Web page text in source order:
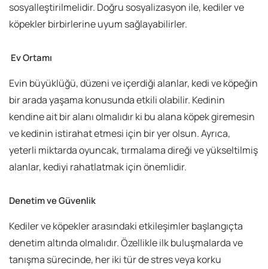
sosyalleştirilmelidir. Doğru sosyalizasyon ile, kediler ve
köpekler birbirlerine uyum sağlayabilirler.
Ev Ortamı
Evin büyüklüğü, düzeni ve içerdiği alanlar, kedi ve köpeğin
bir arada yaşama konusunda etkili olabilir. Kedinin
kendine ait bir alanı olmalıdır ki bu alana köpek giremesin
ve kedinin istirahat etmesi için bir yer olsun. Ayrıca,
yeterli miktarda oyuncak, tırmalama direği ve yükseltilmiş
alanlar, kediyi rahatlatmak için önemlidir.
Denetim ve Güvenlik
Kediler ve köpekler arasındaki etkileşimler başlangıçta
denetim altında olmalıdır. Özellikle ilk buluşmalarda ve
tanışma sürecinde, her iki tür de stres veya korku